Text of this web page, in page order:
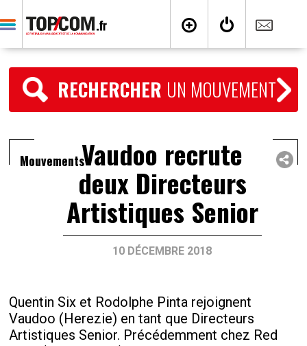
RECHERCHER UN MOUVEMENT
MouvementsVaudoo recrute
deux Directeurs
Artistiques Senior
10 DÉCEMBRE 2018
Quentin Six et Rodolphe Pinta rejoignent
Vaudoo (Herezie) en tant que Directeurs
Artistiques Senior. Précédemment chez Red